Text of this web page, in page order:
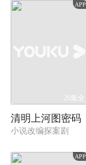
APP
26集全
清明上河图密码
小说改编探案剧
APP